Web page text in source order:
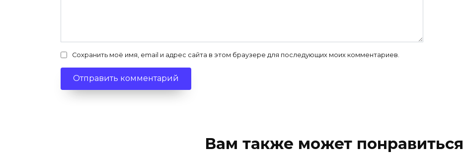
Сохранить моё имя, email и адрес сайта в этом браузере для последующих моих комментариев.
Вам также может понравиться